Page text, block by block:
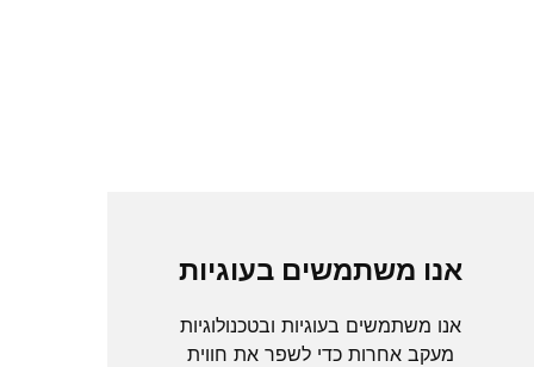
אנו משתמשים בעוגיות
אנו משתמשים בעוגיות ובטכנולוגיות
מעקב אחרות כדי לשפר את חווית